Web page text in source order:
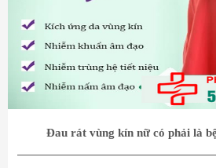
Đau rát vùng kín nữ có phải là